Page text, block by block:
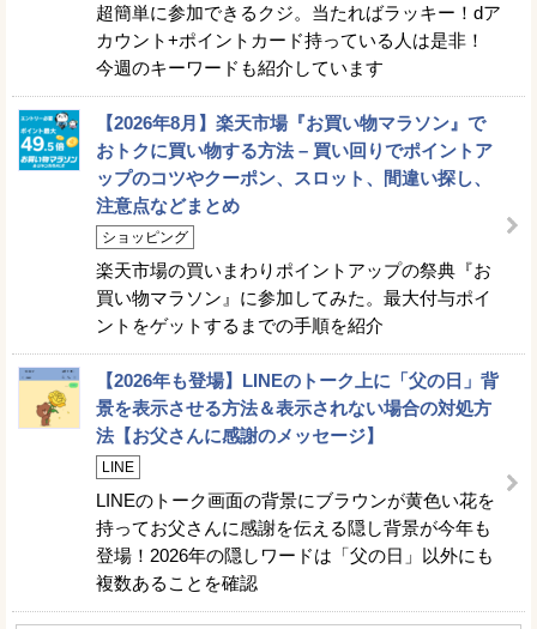
超簡単に参加できるクジ。当たればラッキー！dア
カウント+ポイントカード持っている人は是非！
今週のキーワードも紹介しています
【2026年8月】楽天市場『お買い物マラソン』で
おトクに買い物する方法 – 買い回りでポイントア
ップのコツやクーポン、スロット、間違い探し、
注意点などまとめ
ショッピング
楽天市場の買いまわりポイントアップの祭典『お
買い物マラソン』に参加してみた。最大付与ポイ
ントをゲットするまでの手順を紹介
【2026年も登場】LINEのトーク上に「父の日」背
景を表示させる方法＆表示されない場合の対処方
法【お父さんに感謝のメッセージ】
LINE
LINEのトーク画面の背景にブラウンが黄色い花を
持ってお父さんに感謝を伝える隠し背景が今年も
登場！2026年の隠しワードは「父の日」以外にも
複数あることを確認